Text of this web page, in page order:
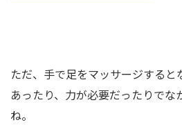
ただ、手で足をマッサージすると
あったり、力が必要だったりでな
ね。